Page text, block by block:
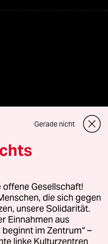
GmbH
Fragen oder für Genehmigungen
Kommune-Richtlinien
Gerade nicht
Gesellschaft!
die sich gegen
unsere Solidarität.
Einnahmen aus
im Zentrum“ –
linke Kulturzentren